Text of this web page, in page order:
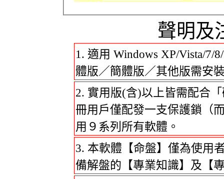
聲明及
適用 Windows XP/Vista/7/
體版／簡體版／其他版需安
實用版(含)以上皆需配合
冊用戶僅配發一支保護鎖（
用９系列所有軟體。
本軟體【命盤】僅為使用
備解盤的【專業知識】及【